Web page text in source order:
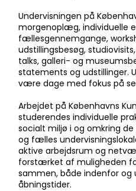
Undervisningen på
morgenoplæg, individuelle
fællesgennemgange,
udstillingsbesøg,
talks, galleri- og
statements og udstillinger.
være dage med fokus på
Arbejdet på Københavns
studerendes individuelle
socialt miljø i og omkring
og fælles
aktive arbejdsrum og
forstærket af muligheden
sammen, både indenfor og
åbningstider.​